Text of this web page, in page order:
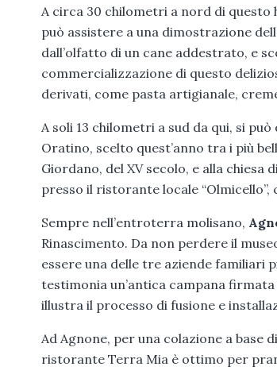
A circa 30 chilometri a nord di questo
può assistere a una dimostrazione
dall’olfatto di un cane addestrato, e
commercializzazione di questo
derivati, come pasta artigianale,
A soli 13 chilometri a sud da qui, si
Oratino, scelto quest’anno tra i più
Giordano, del XV secolo, e alla chiesa
presso il ristorante locale
Sempre nell’entroterra molisano,
Rinascimento. Da non perdere il
essere una delle tre aziende familiari
testimonia un’antica campana
illustra il processo di fusione e
Ad Agnone, per una colazione a
ristorante Terra Mia è ottimo per